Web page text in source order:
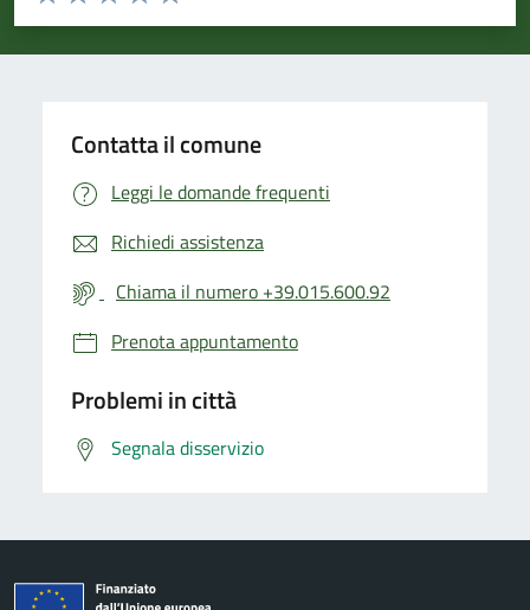
Valuta 5 stelle su 5
Valuta 4 stelle su 5
Valuta 3 stelle su 5
Valuta 2 stelle su 5
Valuta 1 stelle su 5
Contatta il comune
Leggi le domande frequenti
Richiedi assistenza
Chiama il numero +39.015.600.92
Prenota appuntamento
Problemi in città
Segnala disservizio